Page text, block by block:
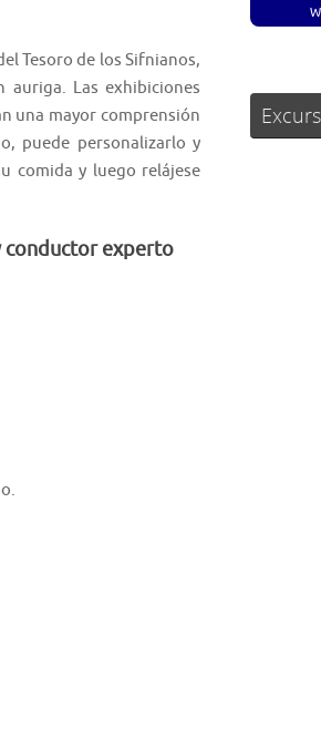
Tesoro de los Sifnianos,
Las exhibiciones
una mayor comprensión
puede personalizarlo y
comida y luego relájese
conductor experto